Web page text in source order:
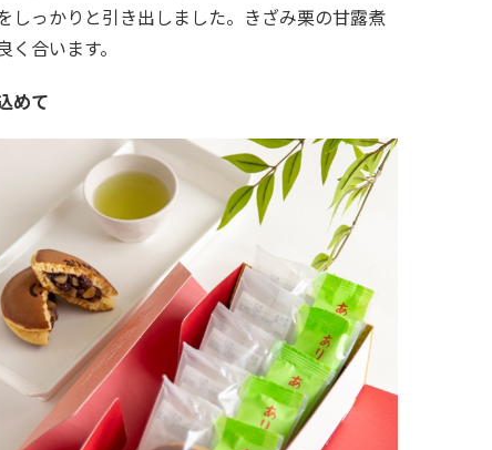
しっかりと引き出しました。きざみ栗の甘露煮
合います。
めて